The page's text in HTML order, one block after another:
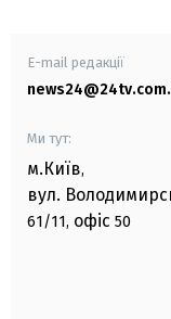
E-mail редакції
Ми тут:
м.Київ,
вул.
61/11, офіс 50